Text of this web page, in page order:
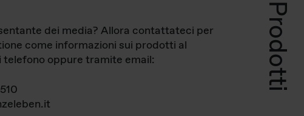
Prodotti
dei media? Allora contattateci per
come informazioni sui prodotti al
telefono oppure tramite email: